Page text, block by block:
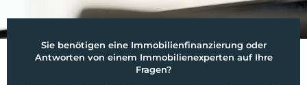
Sie benötigen eine Immobilienfinanzierung oder
Antworten von einem Immobilienexperten auf Ihre
Fragen?